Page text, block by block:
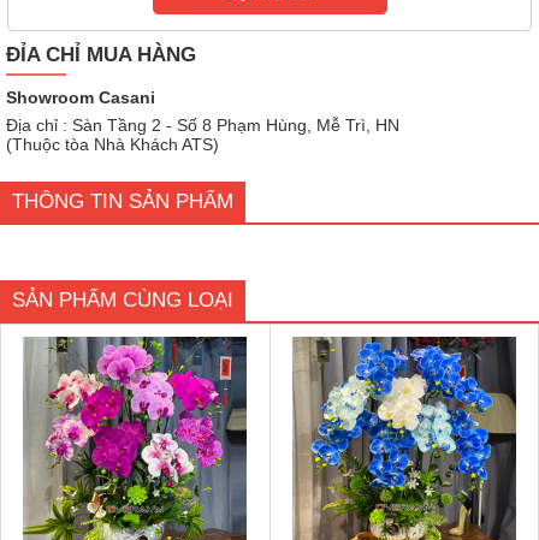
ĐỈA CHỈ MUA HÀNG
Showroom Casani
Địa chỉ : Sàn Tầng 2 - Số 8 Phạm Hùng, Mễ Trì, HN
(Thuộc tòa Nhà Khách ATS)
THÔNG TIN SẢN PHẨM
SẢN PHẨM CÙNG LOẠI